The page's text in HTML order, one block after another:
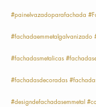
#painelvazadoparafachada
#fachadaemmetalgalvanizado
#fachadasmetalicas
#fachadasdecoradas
#designdefachadasemmetal